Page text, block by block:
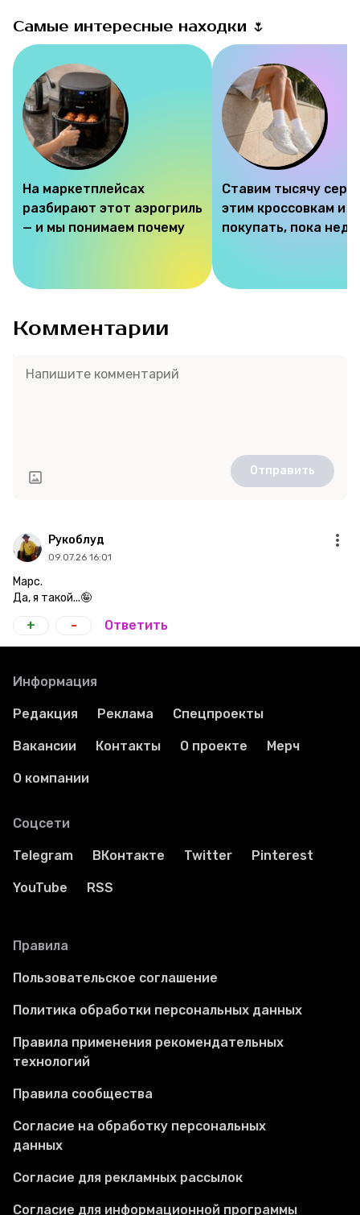
Тренды
Рецепты
Ваши истории
Соцсети
Самые интересные находки 🌷
На маркетплейсах
разбирают этот аэрогриль
— и мы понимаем почему
Ставим тысячу
этим кроссовкам и
покупать, пока
Комментарии
Отправить
Рукоблуд
09.07.26 16:01
Марс.
Да, я такой...🤪
+ - Ответить
Информация
Редакция Реклама Спецпроекты
Вакансии Контакты О проекте Мерч
О компании
Соцсети
Telegram ВКонтакте Twitter Pinterest
YouTube RSS
Правила
Пользовательское соглашение
Политика обработки персональных данных
Правила применения рекомендательных
технологий
Правила сообщества
Согласие на обработку персональных
данных
Согласие для рекламных рассылок
Согласие для информационной программы